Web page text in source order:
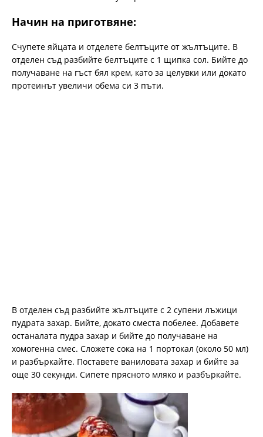
Начин на приготвяне:
Счупете яйцата и отделете белтъците от жълтъците. В
отделен съд разбийте белтъците с 1 щипка сол. Бийте до
получаване на гъст бял крем, като за целувки или докато
протеинът увеличи обема си 3 пъти.
В отделен съд разбийте жълтъците с 2 супени лъжици
пудрата захар. Бийте, докато сместа побелее. Добавете
останалата пудра захар и бийте до получаване на
хомогенна смес. Сложете сока на 1 портокал (около 50 мл)
и разбъркайте. Поставете ваниловата захар и бийте за
още 30 секунди. Сипете прясното мляко и разбъркайте.